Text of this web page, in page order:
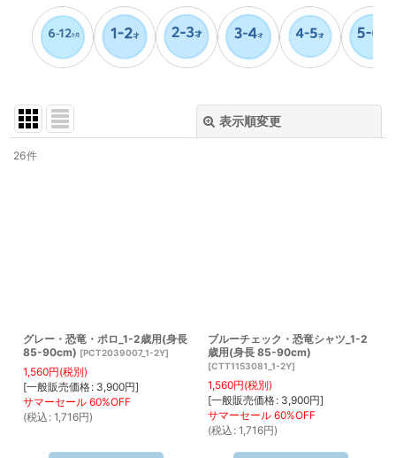
表示順変更
26件
グレー・恐竜・ポロ_1-2歳用(身長
85-90cm) [PCT2039007_1-2Y]
1,560円(税別)
[一般販売価格: 3,900円]
(税込 : 1,716円)
ブルーチェック・恐竜シャツ_1-2
歳用(身長 85-90cm)
[CTT1153081_1-2Y]
1,560円(税別)
[一般販売価格: 3,900円]
(税込 : 1,716円)